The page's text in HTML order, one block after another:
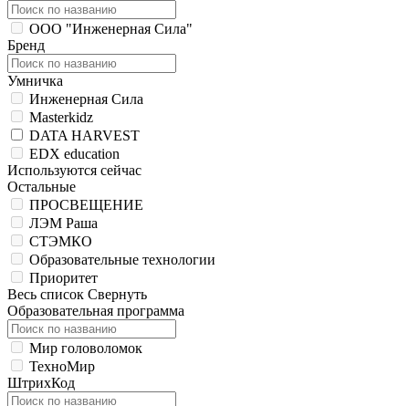
ООО "Инженерная Сила"
Бренд
Умничка
Инженерная Сила
Masterkidz
DATA HARVEST
EDX education
Используются сейчас
Остальные
ПРОСВЕЩЕНИЕ
ЛЭМ Раша
СТЭМКО
Образовательные технологии
Приоритет
Весь список Свернуть
Образовательная программа
Мир головоломок
ТехноМир
ШтрихКод